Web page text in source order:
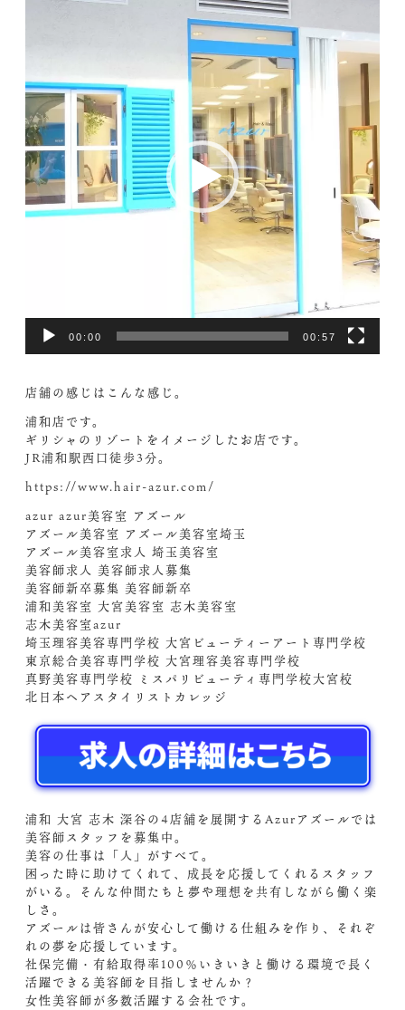
ー
ヤ
ー
00:00 00:57
店舗の感じはこんな感じ。
浦和店です。
ギリシャのリゾートをイメージしたお店です。
JR浦和駅西口徒歩3分。
https://www.hair-azur.com/
azur azur美容室 アズール
アズール美容室 アズール美容室埼玉
アズール美容室求人 埼玉美容室
美容師求人 美容師求人募集
美容師新卒募集 美容師新卒
浦和美容室 大宮美容室 志木美容室
志木美容室azur
埼玉理容美容専門学校 大宮ビューティーアート専門学校
東京総合美容専門学校 大宮理容美容専門学校
真野美容専門学校 ミスパリビューティ専門学校大宮校
北日本ヘアスタイリストカレッジ
浦和 大宮 志木 深谷の4店舗を展開するAzurアズールでは
美容師スタッフを募集中。
美容の仕事は「人」がすべて。
困った時に助けてくれて、成長を応援してくれるスタッフ
がいる。そんな仲間たちと夢や理想を共有しながら働く楽
しさ。
アズールは皆さんが安心して働ける仕組みを作り、それぞ
れの夢を応援しています。
社保完備・有給取得率100％いきいきと働ける環境で長く
活躍できる美容師を目指しませんか？
女性美容師が多数活躍する会社です。